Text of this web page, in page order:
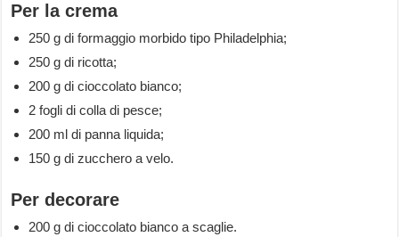
Per la crema
250 g di formaggio morbido tipo Philadelphia;
250 g di ricotta;
200 g di cioccolato bianco;
2 fogli di colla di pesce;
200 ml di panna liquida;
150 g di zucchero a velo.
Per decorare
200 g di cioccolato bianco a scaglie.